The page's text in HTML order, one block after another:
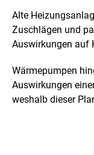
Alte
Zuschlägen und
Auswirkungen auf
Wärmepumpen
Auswirkungen
weshalb dieser